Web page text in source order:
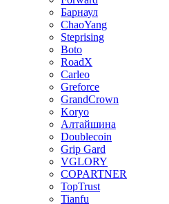
Барнаул
ChaoYang
Steprising
Boto
RoadX
Carleo
Greforce
GrandCrown
Koryo
Алтайшина
Doublecoin
Grip Gard
VGLORY
COPARTNER
TopTrust
Tianfu